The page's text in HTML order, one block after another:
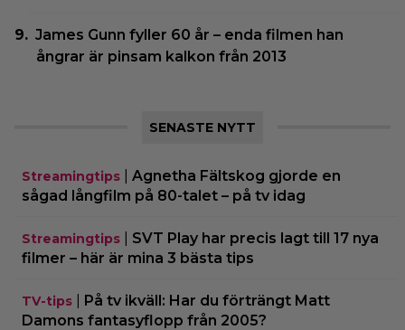
James Gunn fyller 60 år – enda filmen han
ångrar är pinsam kalkon från 2013
SENASTE NYTT
Streamingtips
Agnetha Fältskog gjorde en
sågad långfilm på 80-talet – på tv idag
Streamingtips
SVT Play har precis lagt till 17 nya
filmer – här är mina 3 bästa tips
TV-tips
På tv ikväll: Har du förträngt Matt
Damons fantasyflopp från 2005?